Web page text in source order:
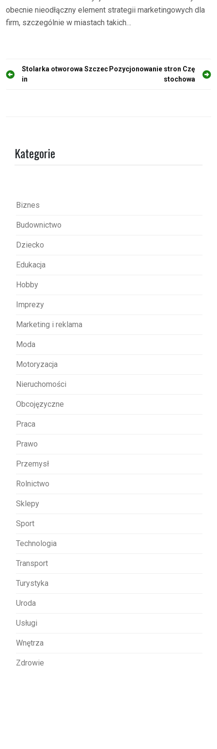
obecnie nieodłączny element strategii marketingowych dla
firm, szczególnie w miastach takich…
N
Stolarka otworowa Szczec
in
Pozycjonowanie stron Czę
stochowa
Kategorie
Biznes
Budownictwo
Dziecko
Edukacja
Hobby
Imprezy
Marketing i reklama
Moda
Motoryzacja
Nieruchomości
Obcojęzyczne
Praca
Prawo
Przemysł
Rolnictwo
Sklepy
Sport
Technologia
Transport
Turystyka
Uroda
Usługi
Wnętrza
Zdrowie